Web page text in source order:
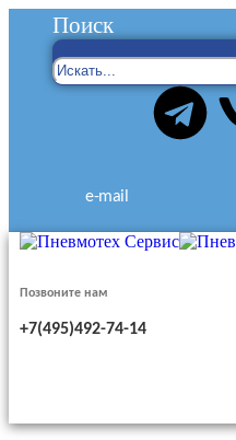
Поиск
e-mail
Позвоните нам
+7(495)492-74-14